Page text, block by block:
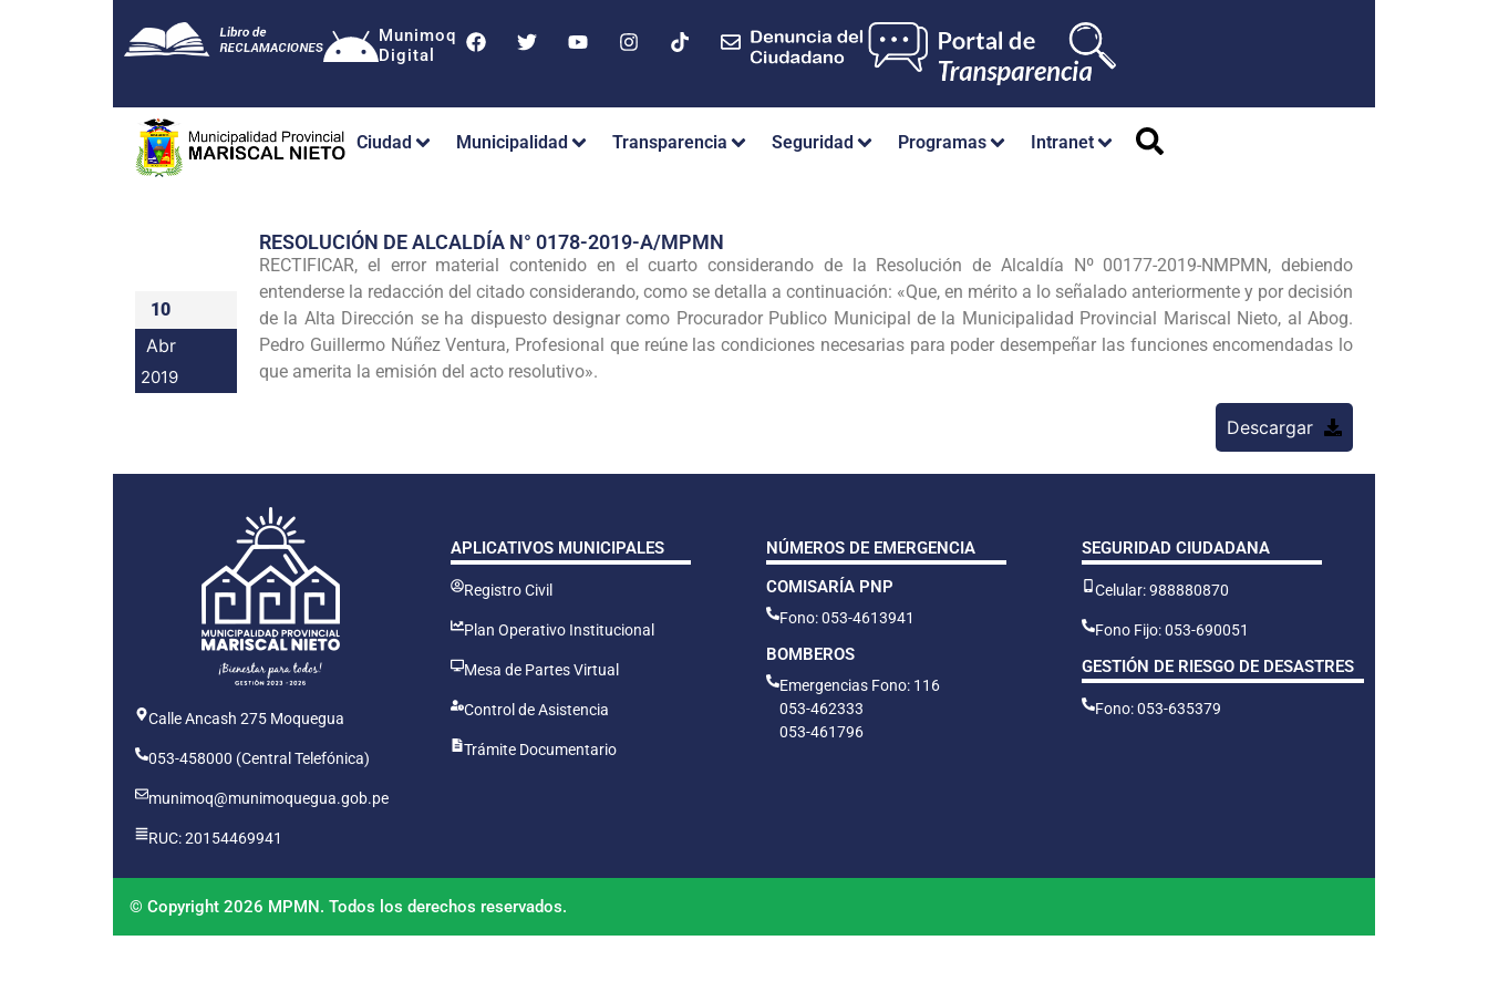
Munimoq
Digital
Ciudad Municipalidad Transparencia Seguridad Programas Intranet
10
Abr
2019
RESOLUCIÓN DE ALCALDÍA N° 0178-2019-A/MPMN
RECTIFICAR, el error material contenido en el cuarto considerando de la Resolución de Alcaldía Nº 00177-2019-NMPMN, debiendo
entenderse la redacción del citado considerando, como se detalla a continuación: «Que, en mérito a lo señalado anteriormente y por decisión
de la Alta Dirección se ha dispuesto designar como Procurador Publico Municipal de la Municipalidad Provincial Mariscal Nieto, al Abog.
Pedro Guillermo Núñez Ventura, Profesional que reúne las condiciones necesarias para poder desempeñar las funciones encomendadas lo
que amerita la emisión del acto resolutivo».
Descargar
Calle Ancash 275 Moquegua
053-458000 (Central Telefónica)
munimoq@munimoquegua.gob.pe
RUC: 20154469941
APLICATIVOS MUNICIPALES
Registro Civil
Plan Operativo Institucional
Mesa de Partes Virtual
Control de Asistencia
Trámite Documentario
NÚMEROS DE EMERGENCIA
COMISARÍA PNP
Fono: 053-4613941
BOMBEROS
Emergencias Fono: 116
053-462333
053-461796
SEGURIDAD CIUDADANA
Celular: 988880870
Fono Fijo: 053-690051
GESTIÓN DE RIESGO DE DESASTRES
Fono: 053-635379
© Copyright 2026 MPMN. Todos los derechos reservados.